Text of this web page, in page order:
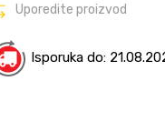
Uporedite proizvod
Isporuka do: